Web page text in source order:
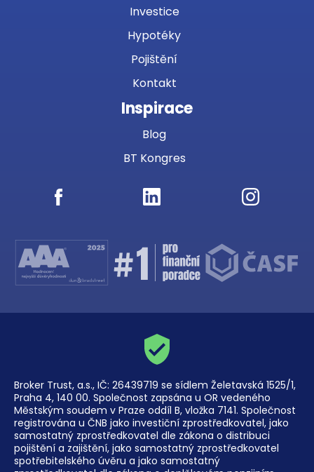
Investice
Hypotéky
Pojištění
Kontakt
Inspirace
Blog
BT Kongres
Broker Trust, a.s., IČ: 26439719 se sídlem Želetavská 1525/1,
Praha 4, 140 00. Společnost zapsána u OR vedeného
Městským soudem v Praze oddíl B, vložka 7141. Společnost
registrována u ČNB jako investiční zprostředkovatel, jako
samostatný zprostředkovatel dle zákona o distribuci
pojištění a zajištění, jako samostatný zprostředkovatel
spotřebitelského úvěru a jako samostatný